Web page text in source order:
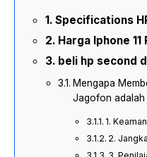
Specifications
Harga Iphone 11
beli hp second
Mengapa
Jagofon adalah
1.
2.